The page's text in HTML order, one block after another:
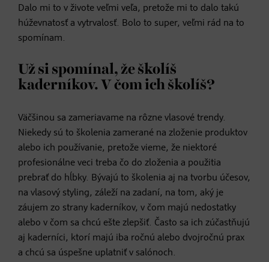
Dalo mi to v živote veľmi veľa, pretože mi to dalo takú
húževnatosť a vytrvalosť. Bolo to super, veľmi rád na to
spomínam.
Už si spomínal, že školíš
kaderníkov. V čom ich školíš?
Väčšinou sa zameriavame na rôzne vlasové trendy.
Niekedy sú to školenia zamerané na zloženie produktov
alebo ich používanie, pretože vieme, že niektoré
profesionálne veci treba čo do zloženia a použitia
prebrať do hĺbky. Bývajú to školenia aj na tvorbu účesov,
na vlasový styling, záleží na zadaní, na tom, aký je
záujem zo strany kaderníkov, v čom majú nedostatky
alebo v čom sa chcú ešte zlepšiť. Často sa ich zúčastňujú
aj kaderníci, ktorí majú iba ročnú alebo dvojročnú prax
a chcú sa úspešne uplatniť v salónoch.